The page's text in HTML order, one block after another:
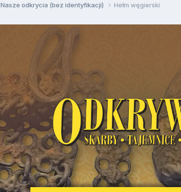
Nasze odkrycia (bez identyfikacji) Hełm węgierski